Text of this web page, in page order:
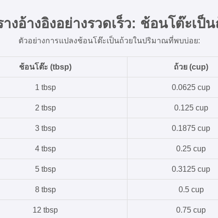
งอ้างอิงอย่างรวดเร็ว: ช้อนโต๊ะเป็
ตัวอย่างการแปลงช้อนโต๊ะเป็นถ้วยในปริมาณที่พบบ่อย:
ช้อนโต๊ะ (tbsp) ถ้วย (cup)
1 tbsp 0.0625 cup
2 tbsp 0.125 cup
3 tbsp 0.1875 cup
4 tbsp 0.25 cup
5 tbsp 0.3125 cup
8 tbsp 0.5 cup
12 tbsp 0.75 cup